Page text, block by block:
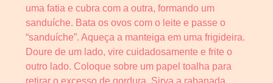
uma fatia e cubra com a outra, formando um
sanduíche. Bata os ovos com o leite e passe o
“sanduíche”. Aqueça a manteiga em uma frigideira.
Doure de um lado, vire cuidadosamente e frite o
outro lado. Coloque sobre um papel toalha para